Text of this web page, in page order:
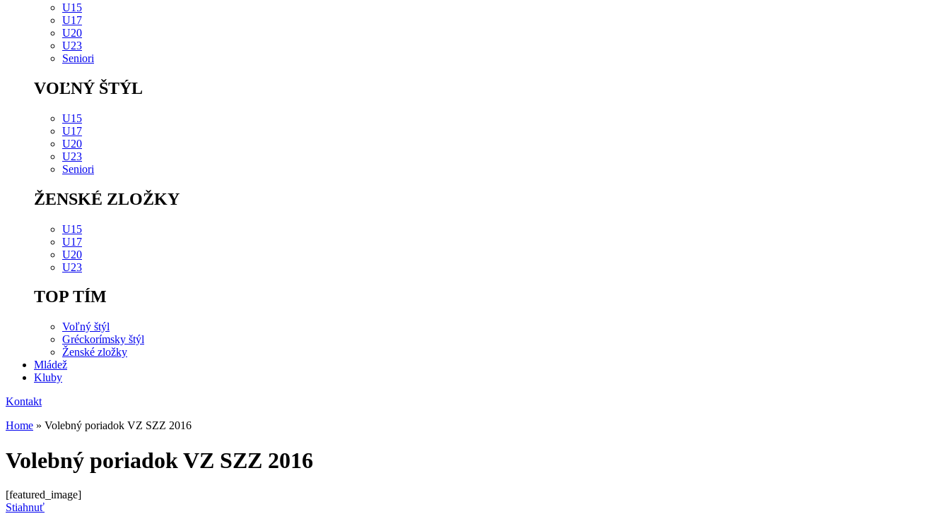
U15
U17
U20
U23
Seniori
VOĽNÝ ŠTÝL
U15
U17
U20
U23
Seniori
ŽENSKÉ ZLOŽKY
U15
U17
U20
U23
TOP TÍM
Voľný štýl
Gréckorímsky štýl
Ženské zložky
Mládež
Kluby
Kontakt
Home » Volebný poriadok VZ SZZ 2016
Volebný poriadok VZ SZZ 2016
[featured_image]
Stiahnuť